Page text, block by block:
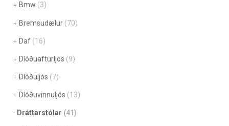
Bmw (3)
Bremsudælur (70)
Daf (16)
Díóðuafturljós (9)
Díóðuljós (7)
Díóðuvinnuljós (13)
Dráttarstólar (41)